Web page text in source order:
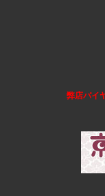
弊店バイ